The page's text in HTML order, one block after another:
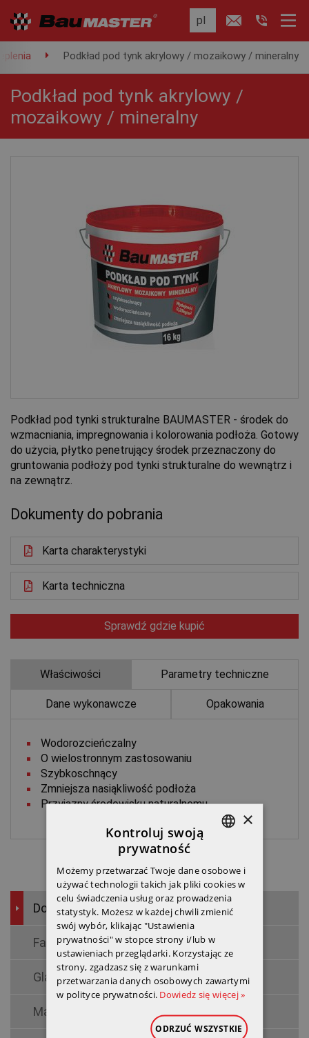
Podkład pod tynk akrylowy / mozaikowy / mineralny
Podkład pod tynk akrylowy /
mozaikowy / mineralny
Podkład pod tynki strukturalne BAUMASTER - środek do
wzmacniania, impregnowania i kolorowania podłoża. Gotowy
do użycia, płytko penetrujący środek przeznaczony do
gruntowania podłoży pod tynki strukturalne do wewnątrz i
na zewnątrz.
Dokumenty do pobrania
Karta charakterystyki
Karta techniczna
Sprawdź gdzie kupić
Właściwości Parametry techniczne
Dane wykonawcze Opakowania
Wodorozcieńczalny
O wielostronnym zastosowaniu
Szybkoschnący
Zmniejsza nasiąkliwość podłoża
Przyjazny środowisku naturalnemu
Docieplenia
Farby i grunty
Glazura
Masy bitumiczne
ENGLISH
CZECH
×
Kontroluj swoją
prywatność
Możemy przetwarzać Twoje dane osobowe i
używać technologii takich jak pliki cookies w
celu świadczenia usług oraz prowadzenia
statystyk. Możesz w każdej chwili zmienić
swój wybór, klikając "Ustawienia
prywatności" w stopce strony i/lub w
ustawieniach przeglądarki. Korzystając ze
strony, zgadzasz się z warunkami
przetwarzania danych osobowych zawartymi
w polityce prywatności. Dowiedz się więcej »
ODRZUĆ WSZYSTKIE